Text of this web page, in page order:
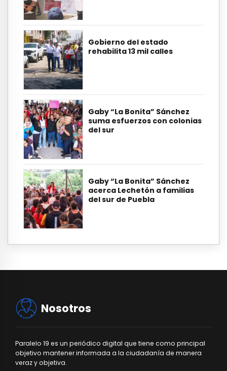
Gobierno del estado
rehabilita 13 mil calles
Gaby “La Bonita” Sánchez
suma esfuerzos con colonias
del sur
Gaby “La Bonita” Sánchez
acerca Lechetón a familias
del sur de Puebla
Nosotros
Paralelo 19 es un periódico digital que tiene como principal
objetivo mantener informada a la ciudadanía de manera
veraz y objetiva.